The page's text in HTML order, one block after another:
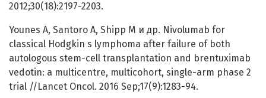
2012;30(18):2197-2203.
Younes A, Santoro A, Shipp M и др. Nivolumab for
classical Hodgkin s lymphoma after failure of both
autologous stem-cell transplantation and brentuximab
vedotin: a multicentre, multicohort, single-arm phase 2
trial //Lancet Oncol. 2016 Sep;17(9):1283-94.